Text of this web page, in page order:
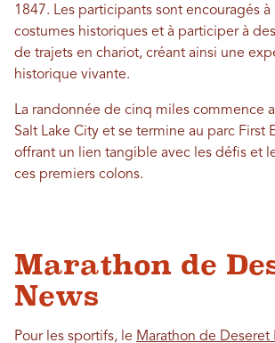
1847. Les participants sont encouragés
costumes historiques et à participer à
de trajets en chariot, créant ainsi une
historique vivante.
La randonnée de cinq miles commence
Salt Lake City et se termine au parc First
offrant un lien tangible avec les défis et
ces premiers colons.
Marathon de
News
Pour les sportifs, le Marathon de Deseret